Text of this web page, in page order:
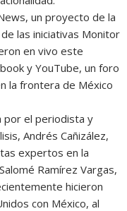
un proyecto de la
las iniciativas Monitor
en vivo este
y YouTube, un foro
la frontera de México
por el periodista y
Andrés Cañizález,
expertos en la
Ramírez Vargas,
hicieron
con México, al